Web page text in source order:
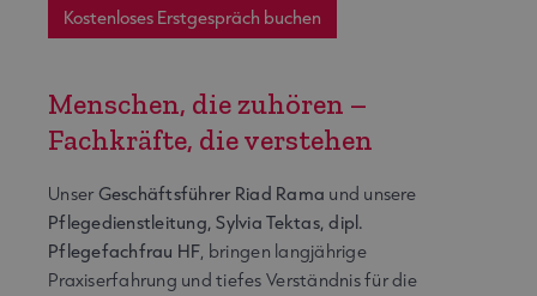
Kostenloses Erstgespräch buchen
Menschen, die zuhören –
Fachkräfte, die verstehen
Unser Geschäftsführer Riad Rama und unsere
Pflegedienstleitung, Sylvia Tektas, dipl.
Pflegefachfrau HF, bringen langjährige
Praxiserfahrung und tiefes Verständnis für die